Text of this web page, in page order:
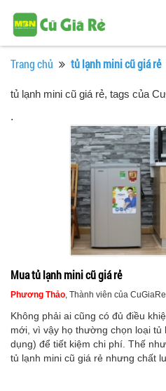
Trang chủ tủ lạnh mini cũ giá rẻ
tủ lạnh mini cũ giá rẻ, tags của
.
Mua tủ lạnh mini cũ giá rẻ
Phương Thảo, Thành viên của
Không phải ai cũng có đủ điều
mới, vì vậy họ thường chọn loại
dụng) để tiết kiệm chi phí. Thế
tủ lạnh mini cũ giá rẻ nhưng chất